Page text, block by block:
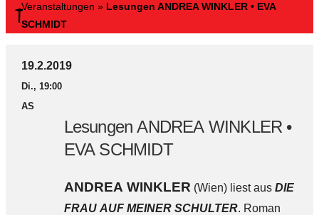
Veranstaltungen » Lesungen ANDREA WINKLER • EVA
SCHMIDT
19.2.2019
Di., 19:00
AS
Lesungen ANDREA WINKLER •
EVA SCHMIDT
ANDREA WINKLER (Wien) liest aus DIE
FRAU AUF MEINER SCHULTER. Roman